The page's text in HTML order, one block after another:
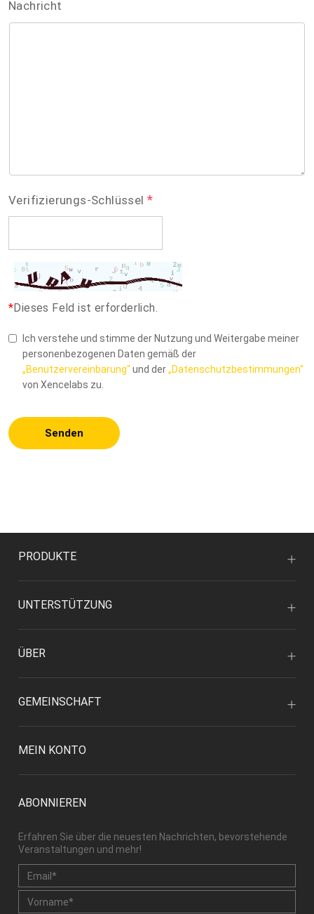
Nachricht
Verifizierungs-Schlüssel *
*Dieses Feld ist erforderlich.
Ich verstehe und stimme der Nutzung und Weitergabe meiner
personenbezogenen Daten gemäß der
„Benutzervereinbarung“und der„Datenschutzbestimmungen“
von Xencelabs zu.
Senden
PRODUKTE
UNTERSTÜTZUNG
ÜBER
GEMEINSCHAFT
MEIN KONTO
ABONNIEREN
Erfahren Sie über die neuesten Nachrichten, bevorstehende
Veranstaltungen und mehr!